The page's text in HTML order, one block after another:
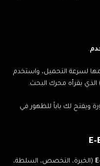
.
لسرعة التحميل، واستخدم
ويفتح لك باباً للظهور في
(الخبرة، التخصص، السلطة،